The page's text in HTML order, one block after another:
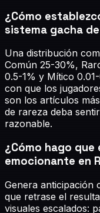
¿Cómo
sistema gacha
Una distribución
Común 25-30%,
0.5-1% y Mítico
con que los
son los artículos
de rareza deba
razonable.
¿Cómo hago
emocionante en
Genera anticipación
que retrase el
visuales escalados: